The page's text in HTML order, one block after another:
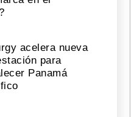
acelera nueva
para
Panamá